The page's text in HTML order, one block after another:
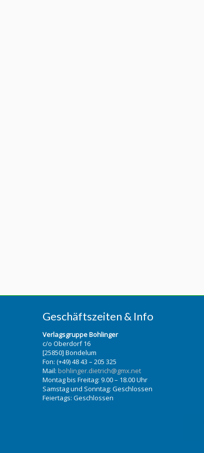
Geschäftszeiten & Info
Verlagsgruppe Bohlinger
c/o Oberdorf 16
[25850] Bondelum
Fon: (+49) 48 43 – 205 325
Mail: bohlinger.dietrich@gmx.net
Montag bis Freitag: 9.00 – 18.00 Uhr
Samstag und Sonntag: Geschlossen
Feiertags: Geschlossen